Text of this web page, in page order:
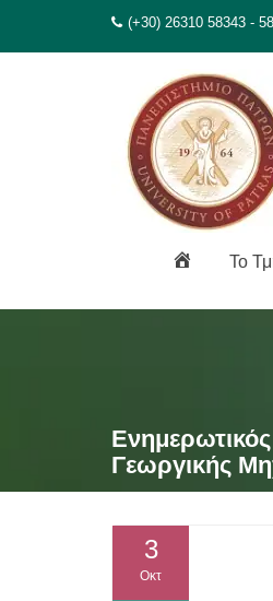
(+30) 26310 58343 -
To
Γεωργικής
3
Οκτ